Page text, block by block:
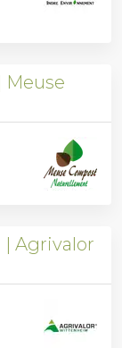
Meuse
Agrivalor